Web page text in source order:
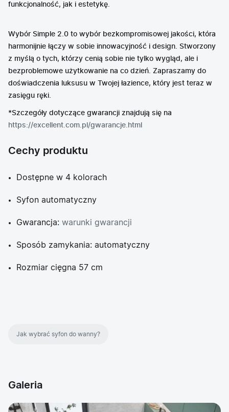
funkcjonalność, jak i estetykę.
Wybór Simple 2.0 to wybór bezkompromisowej jakości, która
harmonijnie łączy w sobie innowacyjność i design. Stworzony
z myślą o tych, którzy cenią sobie nie tylko wygląd, ale i
bezproblemowe użytkowanie na co dzień. Zapraszamy do
doświadczenia luksusu w Twojej łazience, który jest teraz w
zasięgu ręki.
*Szczegóły dotyczące gwarancji znajdują się na
https://excellent.com.pl/gwarancje.html
Cechy produktu
Dostępne w 4 kolorach
Syfon automatyczny
Gwarancja: warunki gwarancji
Sposób zamykania: automatyczny
Rozmiar cięgna 57 cm
Jak wybrać syfon do wanny?
Galeria